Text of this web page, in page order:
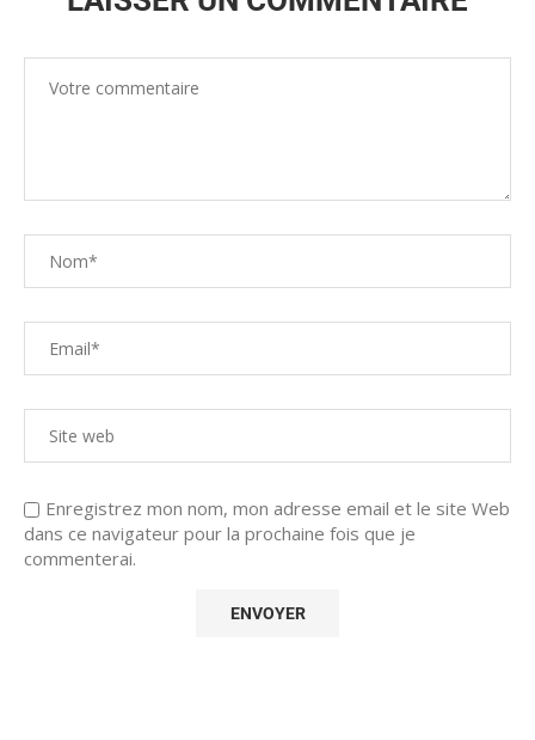
Enregistrez mon nom, mon adresse email et le site Web
dans ce navigateur pour la prochaine fois que je
commenterai.